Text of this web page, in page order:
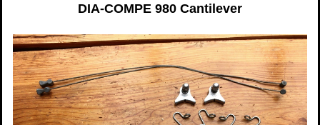
DIA-COMPE 980 Cantilever